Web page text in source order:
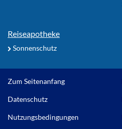
Reiseapotheke
Sonnenschutz
Zum Seitenanfang
Datenschutz
Nutzungsbedingungen